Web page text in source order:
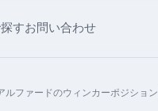
すお問い合わせ
ルファードのウィンカーポジショ